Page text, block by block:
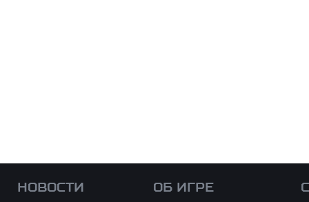
НОВОСТИ ОБ ИГРЕ